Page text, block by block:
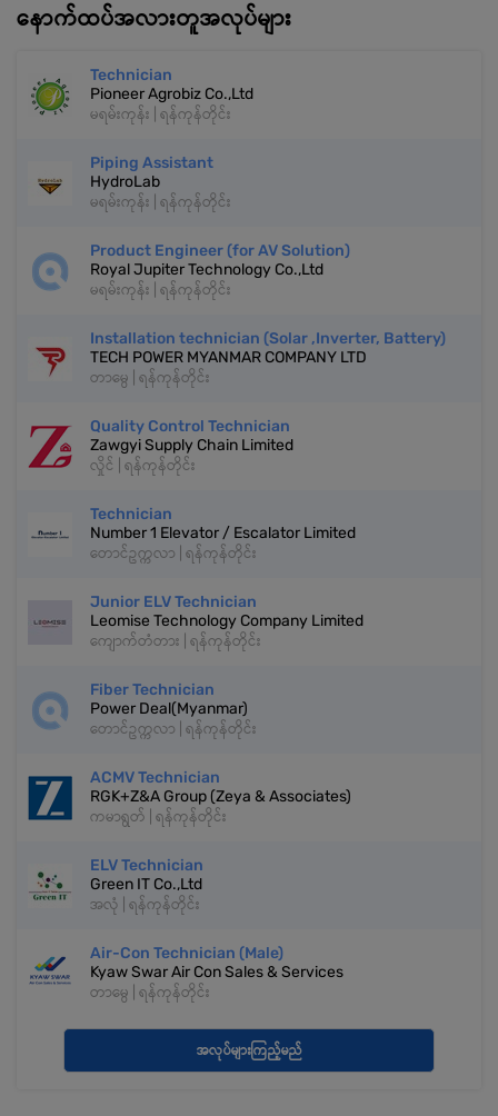
နောက်ထပ်အလားတူအလုပ်များ
Technician
Pioneer Agrobiz Co.,Ltd
မရမ်းကုန်း | ရန်ကုန်တိုင်း
Piping Assistant
HydroLab
မရမ်းကုန်း | ရန်ကုန်တိုင်း
Product Engineer (for AV Solution)
Royal Jupiter Technology Co.,Ltd
မရမ်းကုန်း | ရန်ကုန်တိုင်း
Installation technician (Solar ,Inverter, Battery)
TECH POWER MYANMAR COMPANY LTD
တာမွေ | ရန်ကုန်တိုင်း
Quality Control Technician
Zawgyi Supply Chain Limited
လှိုင် | ရန်ကုန်တိုင်း
Technician
Number 1 Elevator / Escalator Limited
တောင်ဥက္ကလာ | ရန်ကုန်တိုင်း
Junior ELV Technician
Leomise Technology Company Limited
ကျောက်တံတား | ရန်ကုန်တိုင်း
Fiber Technician
Power Deal(Myanmar)
တောင်ဥက္ကလာ | ရန်ကုန်တိုင်း
ACMV Technician
RGK+Z&A Group (Zeya & Associates)
ကမာရွတ် | ရန်ကုန်တိုင်း
ELV Technician
Green IT Co.,Ltd
အလုံ | ရန်ကုန်တိုင်း
Air-Con Technician (Male)
Kyaw Swar Air Con Sales & Services
တာမွေ | ရန်ကုန်တိုင်း
အလုပ်များကြည့်မည်